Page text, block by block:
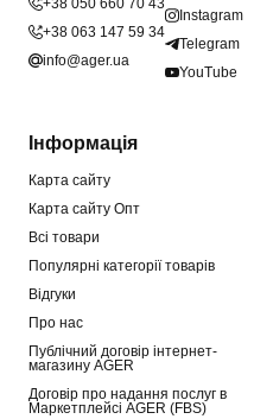
+38 050 660 70 43
+38 063 147 59 34
info@ager.ua
Instagram
Telegram
YouTube
Інформація
Карта сайту
Карта сайту Опт
Всі товари
Популярні категорії товарів
Відгуки
Про нас
Публічний договір інтернет-
магазину AGER
Договір про надання послуг в
Маркетплейсі AGER (FBS)